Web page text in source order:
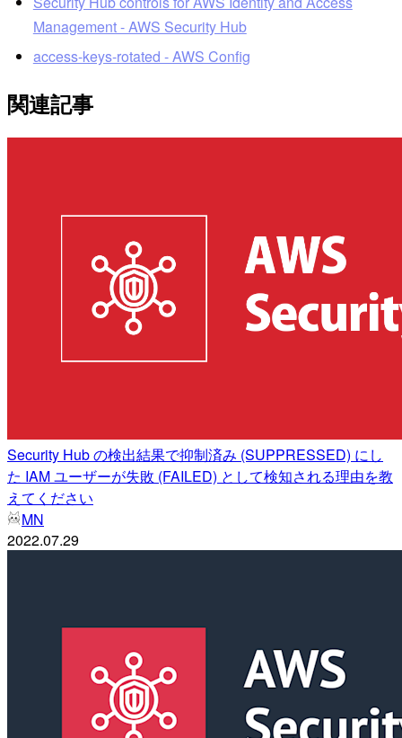
Management - AWS Security Hub
access-keys-rotated - AWS Config
関連記事
Security Hub の検出結果で抑制済み (SUPPRESSED) にし
た IAM ユーザーが失敗 (FAILED) として検知される理由を教
えてください
MN
2022.07.29